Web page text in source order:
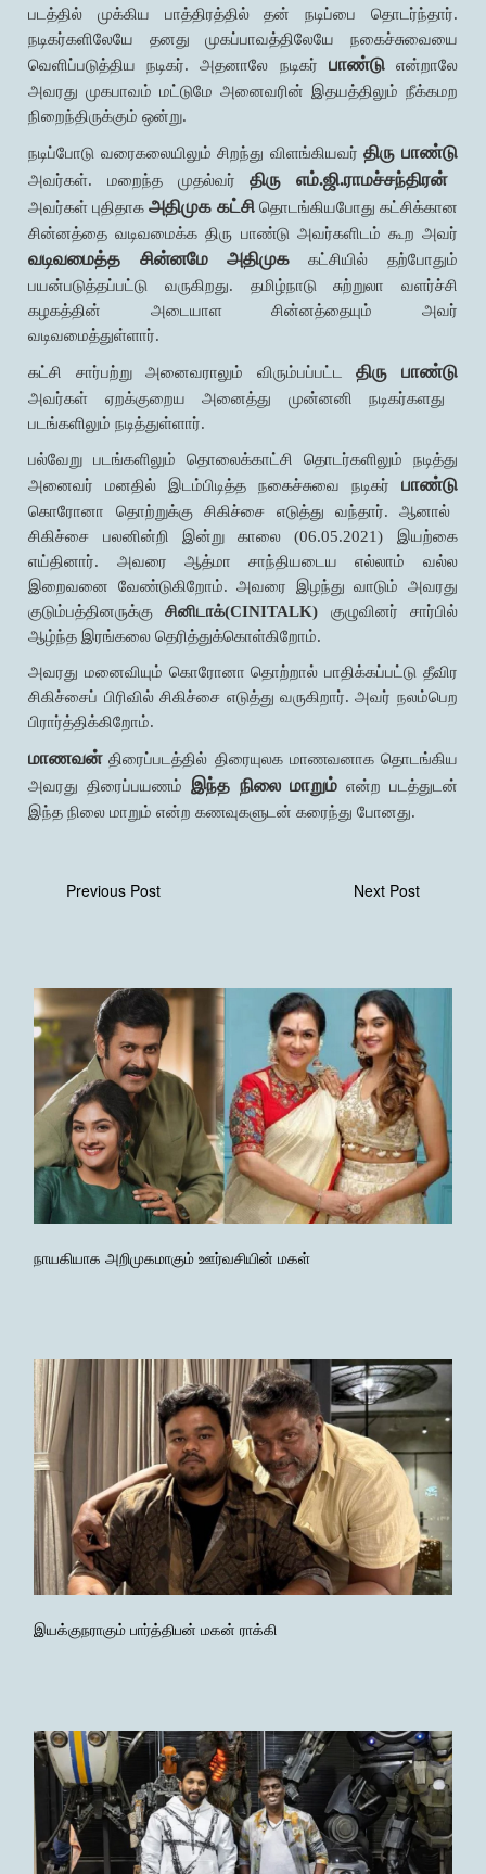
படத்தில் முக்கிய பாத்திரத்தில் தன் நடிப்பை தொடர்ந்தார்.
நடிகர்களிலேயே தனது முகப்பாவத்திலேயே நகைச்சுவையை
வெளிப்படுத்திய நடிகர். அதனாலே நடிகர் பாண்டுஎன்றாலே
அவரது முகபாவம் மட்டுமே அனைவரின் இதயத்திலும் நீக்கமற
நிறைந்திருக்கும் ஒன்று.
நடிப்போடு வரைகலையிலும் சிறந்து விளங்கியவர்திரு பாண்டு
அவர்கள். மறைந்த முதல்வர்திரு எம்.ஜி.ராமச்சந்திரன்
அவர்கள் புதிதாகஅதிமுக கட்சிதொடங்கியபோது கட்சிக்கான
சின்னத்தை வடிவமைக்க திரு பாண்டு அவர்களிடம் கூற அவர்
வடிவமைத்த சின்னமே அதிமுக கட்சியில் தற்போதும்
பயன்படுத்தப்பட்டு வருகிறது. தமிழ்நாடு சுற்றுலா வளர்ச்சி
கழகத்தின் அடையாள சின்னத்தையும் அவர்
வடிவமைத்துள்ளார்.
கட்சி சார்பற்று அனைவராலும் விரும்பப்பட்டதிரு பாண்டு
அவர்கள் ஏறக்குறைய அனைத்து முன்னனி நடிகர்களது
படங்களிலும் நடித்துள்ளார்.
பல்வேறு படங்களிலும் தொலைக்காட்சி தொடர்களிலும் நடித்து
அனைவர் மனதில் இடம்பிடித்த நகைச்சுவை நடிகர் பாண்டு
கொரோனா தொற்றுக்கு சிகிச்சை எடுத்து வந்தார். ஆனால்
சிகிச்சை பலனின்றி இன்று காலை (06.05.2021) இயற்கை
எய்தினார். அவரை ஆத்மா சாந்தியடைய எல்லாம் வல்ல
இறைவனை வேண்டுகிறோம். அவரை இழந்து வாடும் அவரது
குடும்பத்தினருக்குசினிடாக்(CINITALK) குழுவினர் சார்பில்
ஆழ்ந்த இரங்கலை தெரித்துக்கொள்கிறோம்.
அவரது மனைவியும் கொரோனா தொற்றால் பாதிக்கப்பட்டு தீவிர
சிகிச்சைப் பிரிவில் சிகிச்சை எடுத்து வருகிறார். அவர் நலம்பெற
பிரார்த்திக்கிறோம்.
மாணவன்திரைப்படத்தில் திரையுலக மாணவனாக தொடங்கிய
அவரது திரைப்பயணம்இந்த நிலை மாறும்என்ற படத்துடன்
இந்த நிலை மாறும் என்ற கணவுகளுடன் கரைந்து போனது.
Previous Post Next Post
நாயகியாக அறிமுகமாகும் ஊர்வசியின் மகள்
இயக்குநராகும் பார்த்திபன் மகன் ராக்கி